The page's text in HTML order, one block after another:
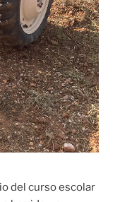
del curso escolar